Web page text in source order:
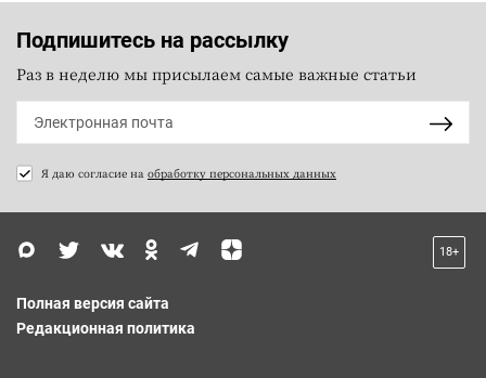
Подпишитесь на рассылку
Раз в неделю мы присылаем самые важные статьи
Я даю согласие на обработку персональных данных
18+
Полная версия сайта
Редакционная политика